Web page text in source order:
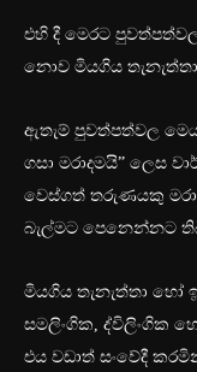
එහි දී මෙරට
නොව මියගිය
ඇතැම් පුවත්පත්වල
ගසා මරාදමයි” ලෙස
වෙස්ගත් තරුණයකු මරා
බැල්මට පෙනෙන්නට
මියගිය තැනැත්තා හෝ
සමලිංගික, ද්විලිංගික
එය වඩාත් සංවේදී